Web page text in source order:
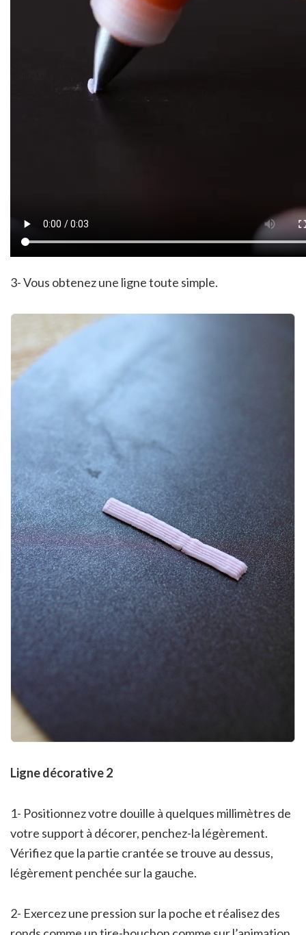
3- Vous obtenez une ligne toute simple.
Ligne décorative 2
1- Positionnez votre douille à quelques millimètres de
votre support à décorer, penchez-la légèrement.
Vérifiez que la partie crantée se trouve au dessus,
légèrement penchée sur la gauche.
2- Exercez une pression sur la poche et réalisez des